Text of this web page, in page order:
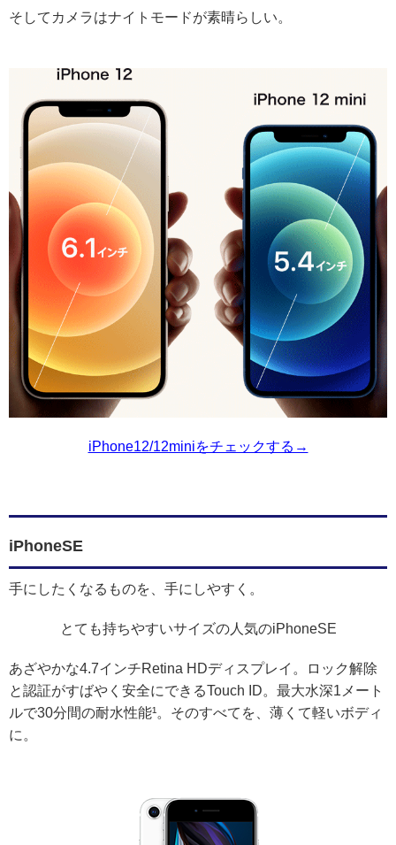
そしてカメラはナイトモードが素晴らしい。
iPhone12/12miniをチェックする→
iPhoneSE
手にしたくなるものを、手にしやすく。
とても持ちやすいサイズの人気のiPhoneSE
あざやかな4.7インチRetina HDディスプレイ。ロック解除
と認証がすばやく安全にできるTouch ID。最大水深1メート
ルで30分間の耐水性能¹。そのすべてを、薄くて軽いボディ
に。